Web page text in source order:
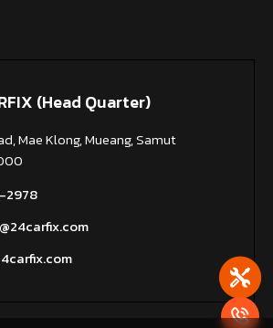
(Head Quarter)
Mae Klong, Mueang, Samut
2978